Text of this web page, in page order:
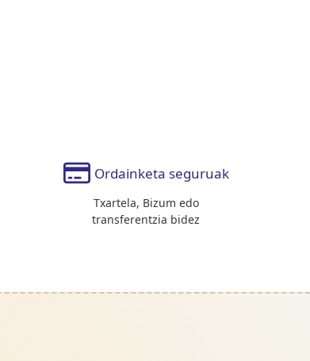
Ordainketa seguruak
Txartela, Bizum edo
transferentzia bidez